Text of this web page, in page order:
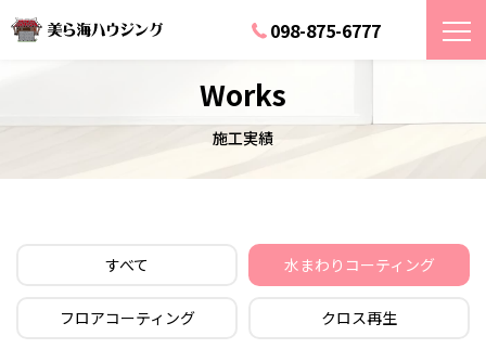
098-875-6777
Works
施工実績
すべて 水まわりコーティング
フロアコーティング クロス再生